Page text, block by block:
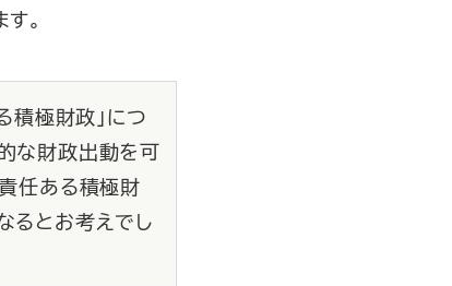
。
積極財政」につ
な財政出動を可
任ある積極財
るとお考えでし